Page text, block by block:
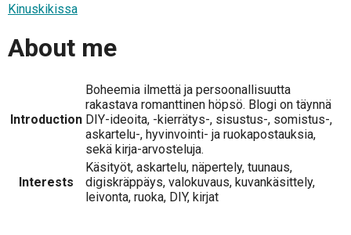
Kinuskikissa
About me
Introduction
Boheemia ilmettä ja persoonallisuutta
rakastava romanttinen höpsö. Blogi on täynnä
DIY-ideoita, -kierrätys-, sisustus-, somistus-,
askartelu-, hyvinvointi- ja ruokapostauksia,
sekä kirja-arvosteluja.
Interests
Käsityöt, askartelu, näpertely, tuunaus,
digiskräppäys, valokuvaus, kuvankäsittely,
leivonta, ruoka, DIY, kirjat